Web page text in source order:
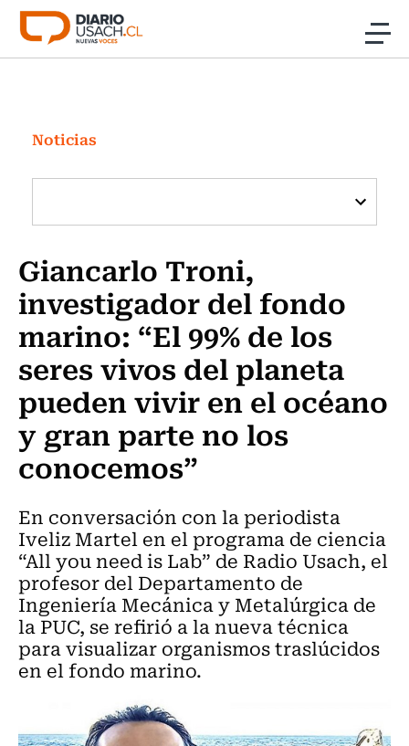
Click acá para ir directamente al contenido
Investigación
Cultura
Programas Radio y TV Usach
Noticias
Giancarlo Troni,
investigador del fondo
marino: “El 99% de los
seres vivos del planeta
pueden vivir en el océano
y gran parte no los
conocemos”
En conversación con la periodista
Iveliz Martel en el programa de ciencia
“All you need is Lab” de Radio Usach, el
profesor del Departamento de
Ingeniería Mecánica y Metalúrgica de
la PUC, se refirió a la nueva técnica
para visualizar organismos traslúcidos
en el fondo marino.